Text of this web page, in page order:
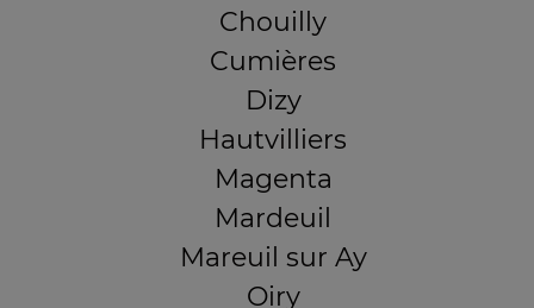
Chouilly
Cumières
Dizy
Hautvilliers
Magenta
Mardeuil
Mareuil sur Ay
Oiry